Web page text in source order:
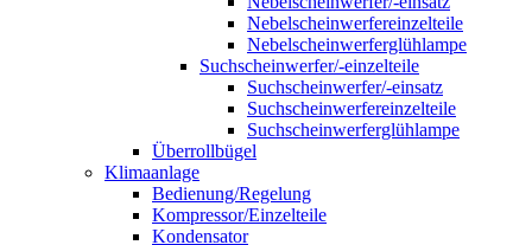
Nebelscheinwerfereinzelteile
Nebelscheinwerferglühlampe
Suchscheinwerfer/-einzelteile
Suchscheinwerfer/-einsatz
Suchscheinwerfereinzelteile
Suchscheinwerferglühlampe
Überrollbügel
Klimaanlage
Bedienung/Regelung
Kompressor/Einzelteile
Kondensator